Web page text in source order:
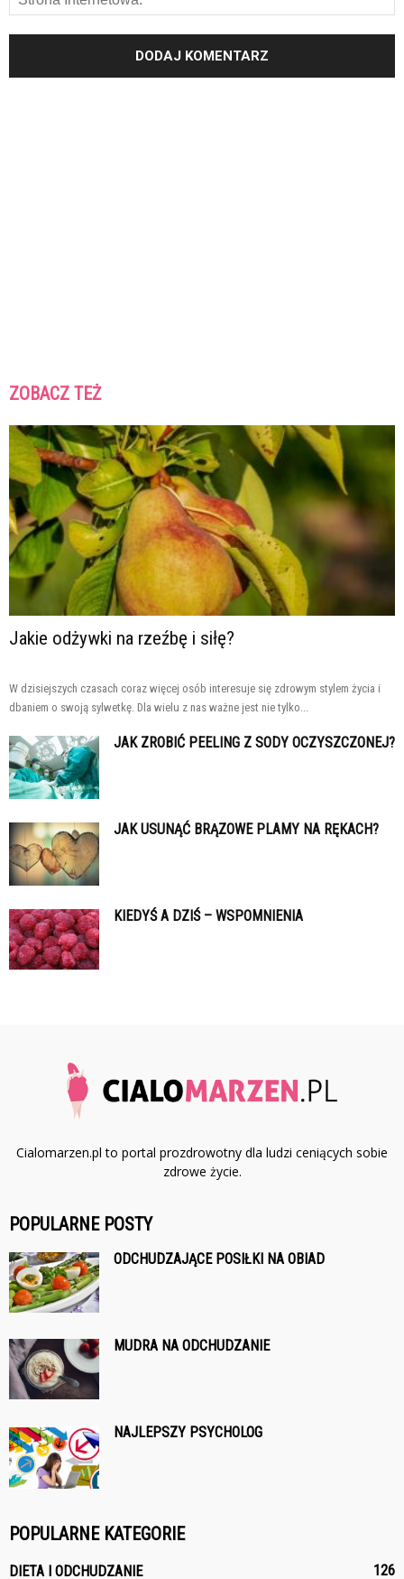
ZOBACZ TEŻ
Jakie odżywki na rzeźbę i siłę?
W dzisiejszych czasach coraz więcej osób interesuje się zdrowym stylem życia i
dbaniem o swoją sylwetkę. Dla wielu z nas ważne jest nie tylko...
JAK ZROBIĆ PEELING Z SODY OCZYSZCZONEJ?
JAK USUNĄĆ BRĄZOWE PLAMY NA RĘKACH?
KIEDYŚ A DZIŚ – WSPOMNIENIA
Cialomarzen.pl to portal prozdrowotny dla ludzi ceniących sobie
zdrowe życie.
POPULARNE POSTY
ODCHUDZAJĄCE POSIŁKI NA OBIAD
MUDRA NA ODCHUDZANIE
NAJLEPSZY PSYCHOLOG
POPULARNE KATEGORIE
DIETA I ODCHUDZANIE 126